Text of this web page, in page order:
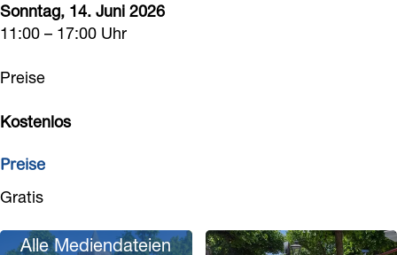
e
ha a
n
d
e
–
J
a
Sonntag, 14. Juni 2026
11:00 – 17:00 Uhr
Preise
Kostenlos
Preise
Gratis
Alle Mediendateien